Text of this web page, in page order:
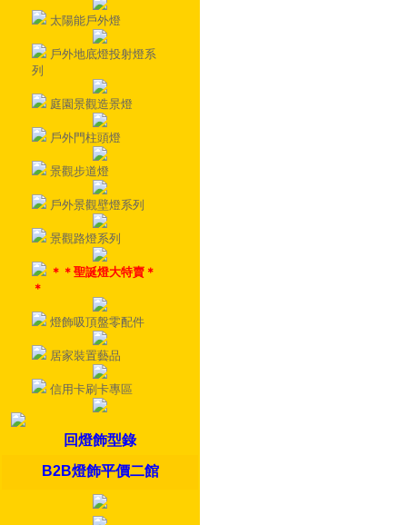
太陽能戶外燈
戶外地底燈投射燈系
列
庭園景觀造景燈
戶外門柱頭燈
景觀步道燈
戶外景觀壁燈系列
景觀路燈系列
＊＊聖誕燈大特賣＊
＊
燈飾吸頂盤零配件
居家裝置藝品
信用卡刷卡專區
回燈飾型錄
B2B燈飾平價二館